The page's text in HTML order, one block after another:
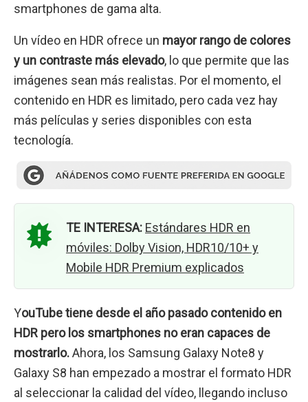
smartphones de gama alta.
Un vídeo en HDR ofrece un mayor rango de colores
y un contraste más elevado, lo que permite que las
imágenes sean más realistas. Por el momento, el
contenido en HDR es limitado, pero cada vez hay
más películas y series disponibles con esta
tecnología.
TE INTERESA: Estándares HDR en
móviles: Dolby Vision, HDR10/10+ y
Mobile HDR Premium explicados
YouTube tiene desde el año pasado contenido en
HDR pero los smartphones no eran capaces de
mostrarlo.Ahora, los Samsung Galaxy Note8 y
Galaxy S8 han empezado a mostrar el formato HDR
al seleccionar la calidad del vídeo, llegando incluso